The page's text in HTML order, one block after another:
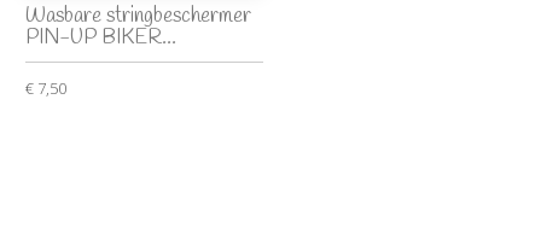
Wasbare stringbeschermer
PIN-UP BIKER...
€ 7,50